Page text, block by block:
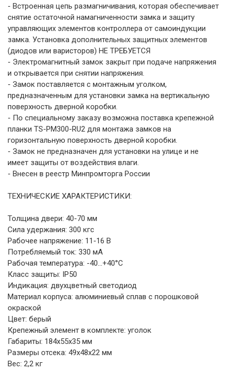
- Встроенная цепь размагничивания, которая обеспечивает
снятие остаточной намагниченности замка и защиту
управляющих элементов контроллера от самоиндукции
замка. Установка дополнительных защитных элементов
(диодов или варисторов) НЕ ТРЕБУЕТСЯ
- Электромагнитный замок закрыт при подаче напряжения
и открывается при снятии напряжения.
- Замок поставляется с монтажным уголком,
предназначенным для установки замка на вертикальную
поверхность дверной коробки.
- По специальному заказу возможна поставка крепежной
планки TS-PM300-RU2 для монтажа замков на
горизонтальную поверхность дверной коробки.
- Замок не предназначен для установки на улице и не
имеет защиты от воздействия влаги.
- Внесен в реестр Минпромторга России
ТЕХНИЧЕСКИЕ ХАРАКТЕРИСТИКИ:
Толщина двери: 40-70 мм
Сила удержания: 300 кгс
Рабочее напряжение: 11-16 В
Потребляемый ток: 330 мА
Рабочая температура: -40...+40°С
Класс защиты: IP50
Индикация: двухцветный светодиод
Материал корпуса: алюминиевый сплав с порошковой
окраской
Цвет: берый
Крепежный элемент в комплекте: уголок
Габариты: 184х55х35 мм
Размеры отсека: 49х48х22 мм
Вес: 2,2 кг